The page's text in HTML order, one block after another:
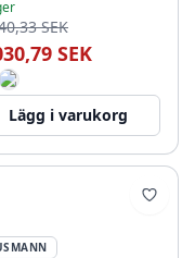
SEK
SEK
Lägg i varukorg